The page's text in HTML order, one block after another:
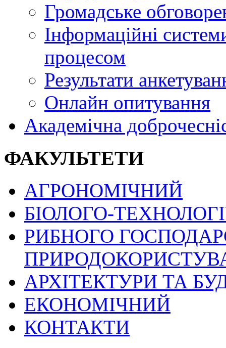
Громадське
Інформаційні
процесом
Результати
Онлайн опитування
Академічна
ФАКУЛЬТЕТИ
АГРОНОМІЧНИЙ
БІОЛОГО-
РИБНОГО
АРХІТЕКТУРИ ТА
ЕКОНОМІЧНИЙ
КОНТАКТИ